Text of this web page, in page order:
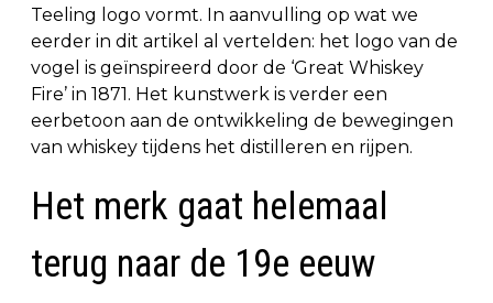
Teeling logo vormt. In aanvulling op wat we
eerder in dit artikel al vertelden: het logo van de
vogel is geïnspireerd door de ‘Great Whiskey
Fire’ in 1871. Het kunstwerk is verder een
eerbetoon aan de ontwikkeling de bewegingen
van whiskey tijdens het distilleren en rijpen.
Het merk gaat helemaal
terug naar de 19e eeuw